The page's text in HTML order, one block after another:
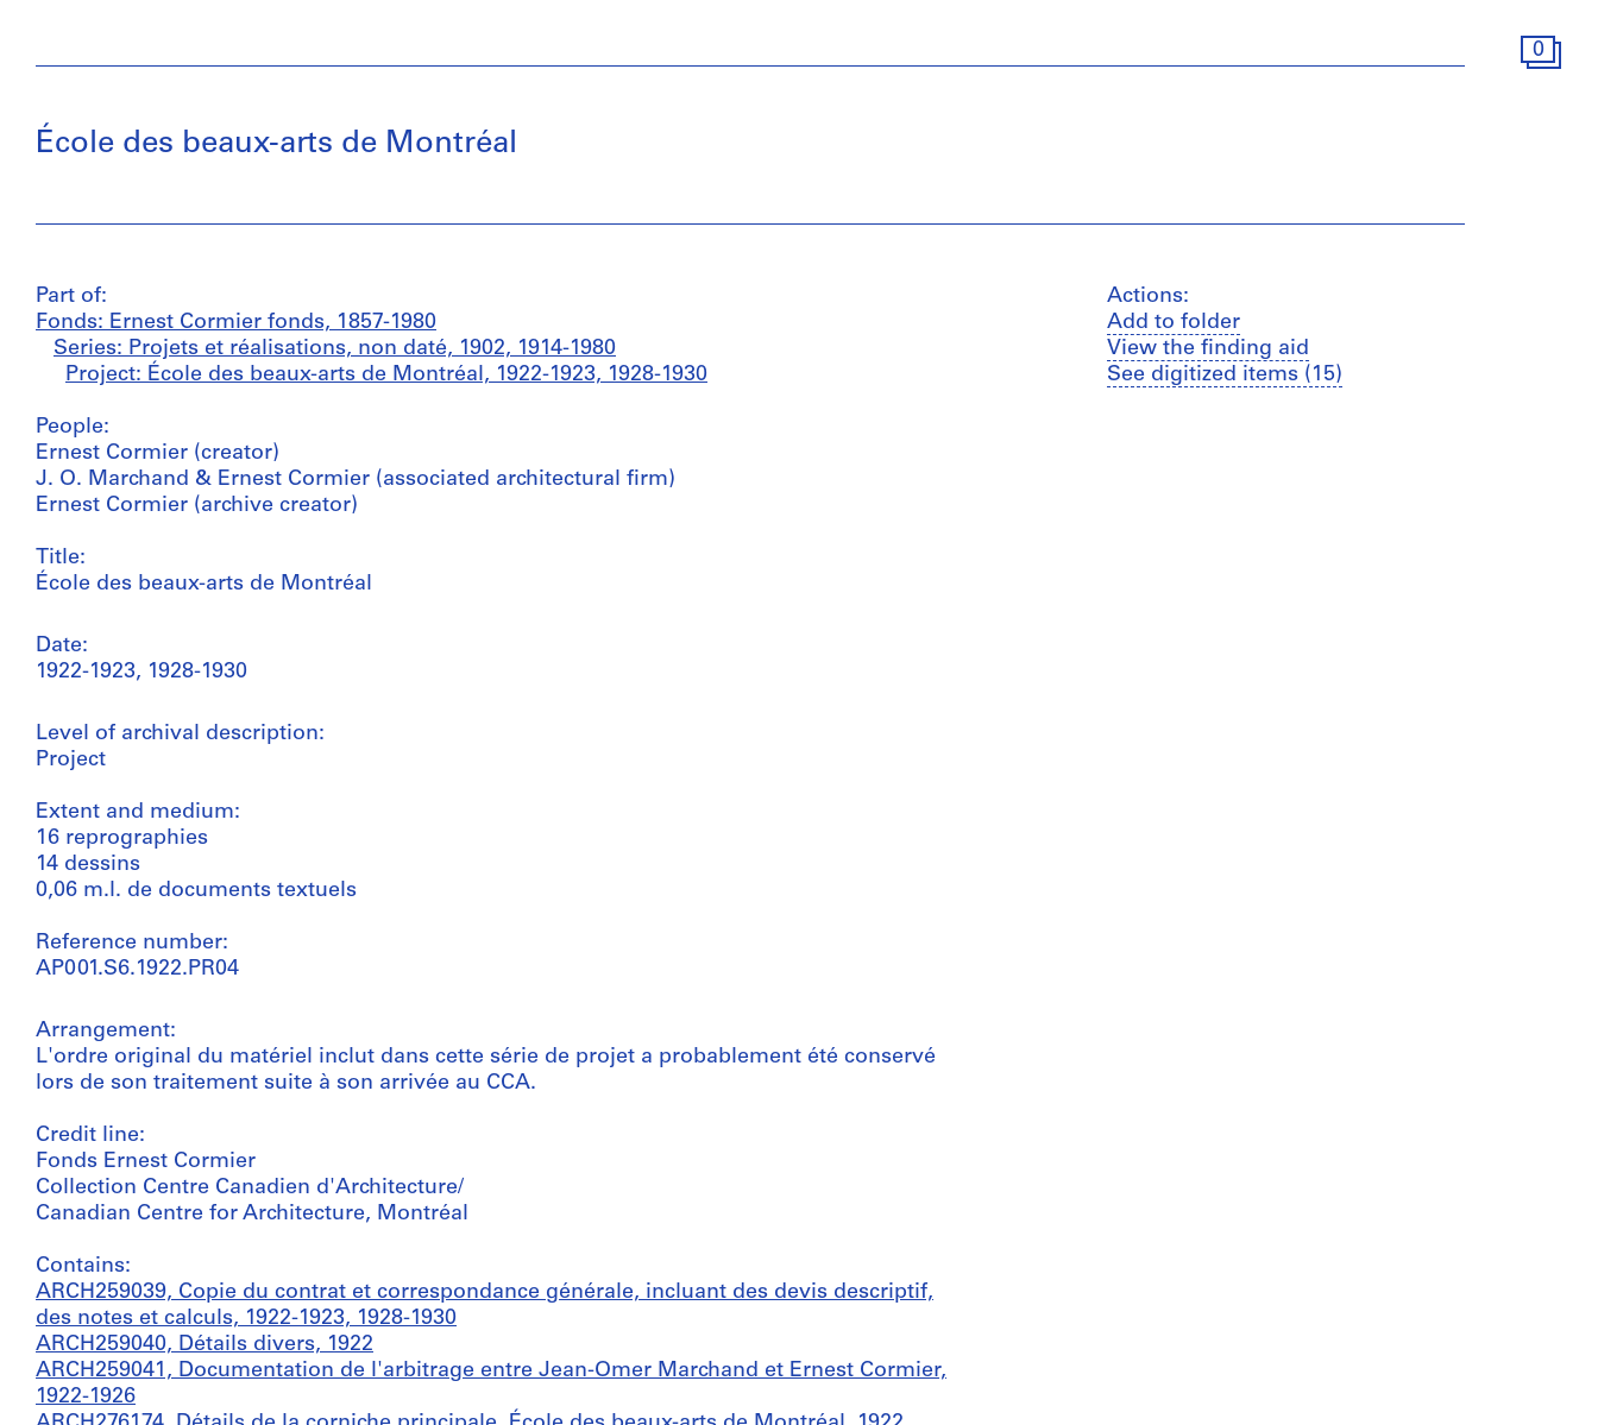
0
École des beaux-arts de Montréal
Part of:
Fonds: Ernest Cormier fonds, 1857-1980
Series: Projets et réalisations, non daté, 1902, 1914-1980
Project: École des beaux-arts de Montréal, 1922-1923, 1928-1930
People:
Ernest Cormier (creator)
J. O. Marchand & Ernest Cormier (associated architectural firm)
Ernest Cormier (archive creator)
Title:
École des beaux-arts de Montréal
Date:
1922-1923, 1928-1930
Level of archival description:
Project
Extent and medium:
16 reprographies
14 dessins
0,06 m.l. de documents textuels
Reference number:
AP001.S6.1922.PR04
Arrangement:
L'ordre original du matériel inclut dans cette série de projet a probablement été conservé
lors de son traitement suite à son arrivée au CCA.
Credit line:
Fonds Ernest Cormier
Collection Centre Canadien d'Architecture/
Canadian Centre for Architecture, Montréal
Contains:
ARCH259039, Copie du contrat et correspondance générale, incluant des devis descriptif,
des notes et calculs, 1922-1923, 1928-1930
ARCH259040, Détails divers, 1922
ARCH259041, Documentation de l'arbitrage entre Jean-Omer Marchand et Ernest Cormier,
1922-1926
Actions:
Add to folder
View the finding aid
See digitized items (15)